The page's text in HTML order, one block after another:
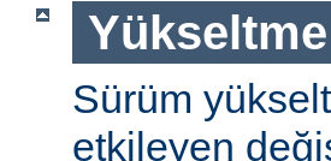
Yükseltme
Sürüm
etkileyen